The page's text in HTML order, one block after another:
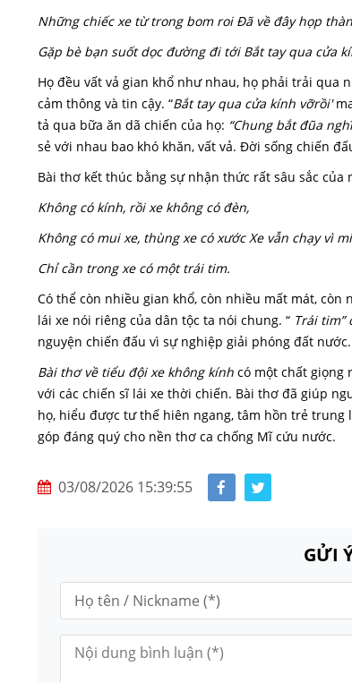
Những chiếc xe từ trong bom roi Đã về đây họp
Gặp bè bạn suốt dọc đường đi tới Bắt tay qua cửa
Họ đều vất vả gian khổ như nhau, họ phải trải qua
cảm thông và tin cậy. “Bắt tay qua cửa kính vỡrồi'
tả qua bữa ăn dã chiến của họ: “Chung bắt đũa
sẻ với nhau bao khó khăn, vất vả. Đời sống chiến
Bài thơ kết thúc bằng sự nhận thức rất sâu sắc của
Không có kính, rồi xe không có đèn,
Không có mui xe, thùng xe có xước Xe vẫn chạy vì
Chỉ cần trong xe có một trái tim.
Có thể còn nhiều gian khổ, còn nhiều mất mát,
lái xe nói riêng của dân tộc ta nói chung. “ Trái tim”
nguyện chiến đấu vì sự nghiệp giải phóng đất nước.
Bài thơ về tiểu đội xe không kính có một chất giọng
với các chiến sĩ lái xe thời chiến. Bài thơ đã giúp
họ, hiểu được tư thế hiên ngang, tâm hồn trẻ trung
góp đáng quý cho nền thơ ca chống Mĩ cứu nước.
03/08/2026 15:39:55
GỬI